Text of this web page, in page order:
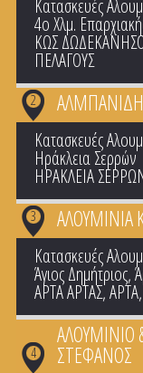
Κατασκευές
4ο Χλμ.
ΚΩΣ
ΠΕΛΑΓΟΥΣ
2
Κατασκευές
Ηράκλεια Σερρών
ΗΡΑΚΛΕΙΑ
ΑΛΟΥΜΙΝΙΑ
3
Κατασκευές
Άγιος Δημήτριος,
ΑΡΤΑ ΑΡΤΑΣ,ΑΡΤΑ,
ΑΛΟΥΜΙΝΙΟ
ΣΤΕΦΑΝΟΣ
4